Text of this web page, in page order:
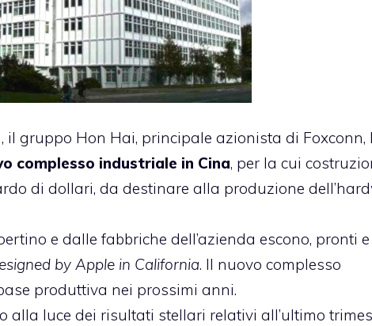
, il gruppo Hon Hai, principale azionista di Foxconn,
complesso industriale in Cina, per la cui
di dollari, da destinare alla produzione
e dalle fabbriche dell’azienda escono, pronti e
by Apple in California. Il nuovo complesso
produttiva nei prossimi anni.
alla luce dei risultati stellari relativi all’ultimo